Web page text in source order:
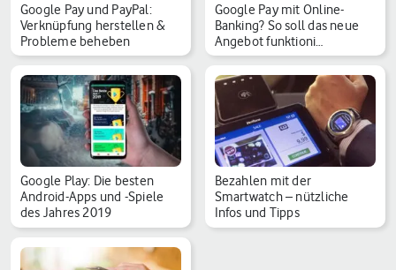
Google Pay und PayPal:
Verknüpfung herstellen &
Probleme beheben
Google Pay mit Online-
Banking? So soll das neue
Angebot funktioni…
Google Play: Die besten
Android-Apps und -Spiele
des Jahres 2019
Bezahlen mit der
Smartwatch – nützliche
Infos und Tipps